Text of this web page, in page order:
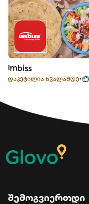
Imbiss
დაკეტილია ხვალამდე
შემოგვიერთდი